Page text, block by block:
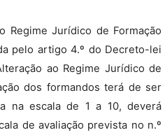
Regime Jurídico de Formação
pelo artigo 4.º do Decreto-lei
ao Regime Jurídico de
dos formandos terá de ser
na escala de 1 a 10, deverá
de avaliação prevista no n.º